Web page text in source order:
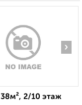
›
2/10 этаж